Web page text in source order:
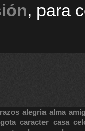
, para
alegria alma
caracter casa